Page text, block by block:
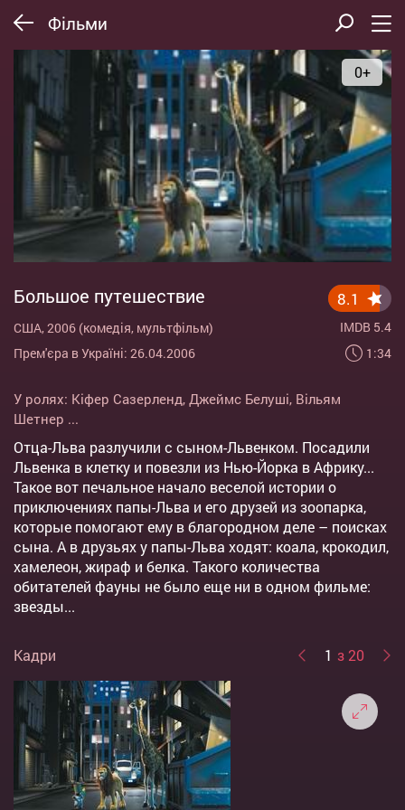
Фільми
0+
Большое путешествие
США, 2006 (комедія, мультфільм)
Прем'єра в Україні: 26.04.2006
8.1
IMDB 5.4
1:34
У ролях: Кіфер Сазерленд, Джеймс Белуші, Вільям
Шетнер ...
Отца-Льва разлучили с сыном-Львенком. Посадили
Львенка в клетку и повезли из Нью-Йорка в Африку...
Такое вот печальное начало веселой истории о
приключениях папы-Льва и его друзей из зоопарка,
которые помогают ему в благородном деле – поисках
сына. А в друзьях у папы-Льва ходят: коала, крокодил,
хамелеон, жираф и белка. Такого количества
обитателей фауны не было еще ни в одном фильме:
звезды...
Кадри 1 з 20